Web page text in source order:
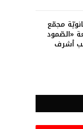
مجمّع
«الصّمود
أشرف